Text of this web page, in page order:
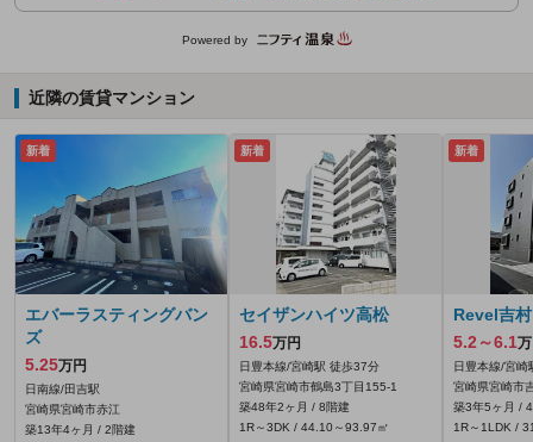
Powered by
近隣の賃貸マンション
新着
エバーラスティングバン
ズ
5.25万円
日南線/田吉駅
宮崎県宮崎市赤江
築13年4ヶ月 / 2階建
新着
セイザンハイツ高松
16.5万円
日豊本線/宮崎駅 徒歩37分
宮崎県宮崎市鶴島3丁目155‐1
築48年2ヶ月 / 8階建
1R～3DK / 44.10～93.97㎡
新着
Revel吉村
5.2～6.1
日豊本線/宮崎
宮崎県宮崎市
築3年5ヶ月 /
1R～1LDK /